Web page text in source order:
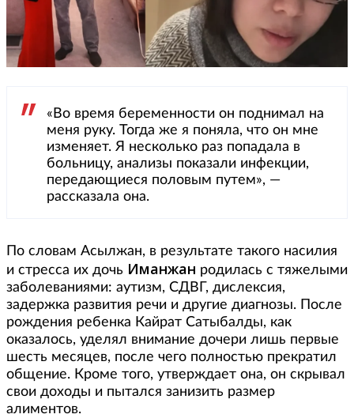
«Во время беременности он поднимал на
меня руку. Тогда же я поняла, что он мне
изменяет. Я несколько раз попадала в
больницу, анализы показали инфекции,
передающиеся половым путем», —
рассказала она.
По словам Асылжан, в результате такого насилия
и стресса их дочь Иманжан родилась с тяжелыми
заболеваниями: аутизм, СДВГ, дислексия,
задержка развития речи и другие диагнозы. После
рождения ребенка Кайрат Сатыбалды, как
оказалось, уделял внимание дочери лишь первые
шесть месяцев, после чего полностью прекратил
общение. Кроме того, утверждает она, он скрывал
свои доходы и пытался занизить размер
алиментов.